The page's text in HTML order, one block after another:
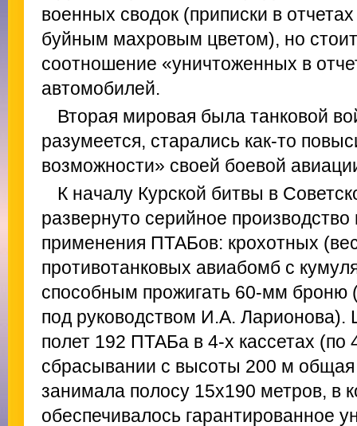
военных сводок (приписки в
буйным махровым цветом), но
соотношение «уничтоженных в
автомобилей.
Вторая мировая была танковой
разумеется, старались как-то
возможности» своей боевой
К началу Курской битвы в
развернуто серийное производство
применения ПТАБов: крохотных
противотанковых авиабомб с
способным прожигать 60-мм броню
под руководством И.А.
полет 192 ПТАБа в 4-х кассетах (по
сбрасывании с высоты 200 м
занимала полосу 15x190 метров, в
обеспечивалось гарантированное